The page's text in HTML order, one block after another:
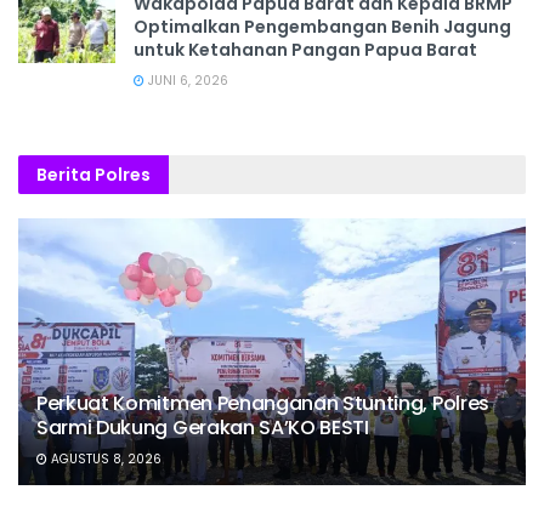
Optimalkan Pengembangan Benih Jagung
untuk Ketahanan Pangan Papua Barat
JUNI 6, 2026
Berita Polres
Perkuat Komitmen Penanganan Stunting, Polres
Sarmi Dukung Gerakan SA’KO BESTI
AGUSTUS 8, 2026